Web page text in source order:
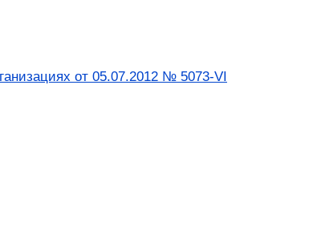
от 05.07.2012 № 5073-VI